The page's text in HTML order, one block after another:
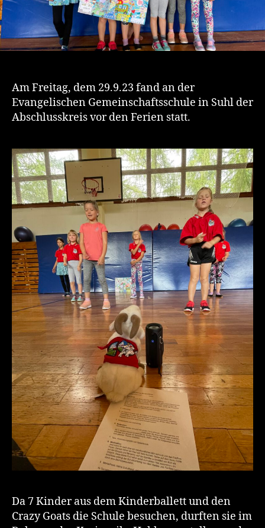
Am Freitag, dem 29.9.23 fand an der
Evangelischen Gemeinschaftsschule in Suhl der
Abschlusskreis vor den Ferien statt.
Da 7 Kinder aus dem Kinderballett und den
Crazy Goats die Schule besuchen, durften sie im